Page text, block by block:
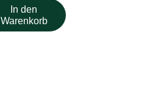
In den
Warenkorb